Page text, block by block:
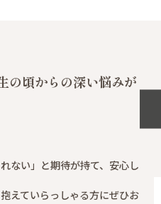
の頃からの深い悩みが
ない」と期待が持て、安心し
えていらっしゃる方にぜひお